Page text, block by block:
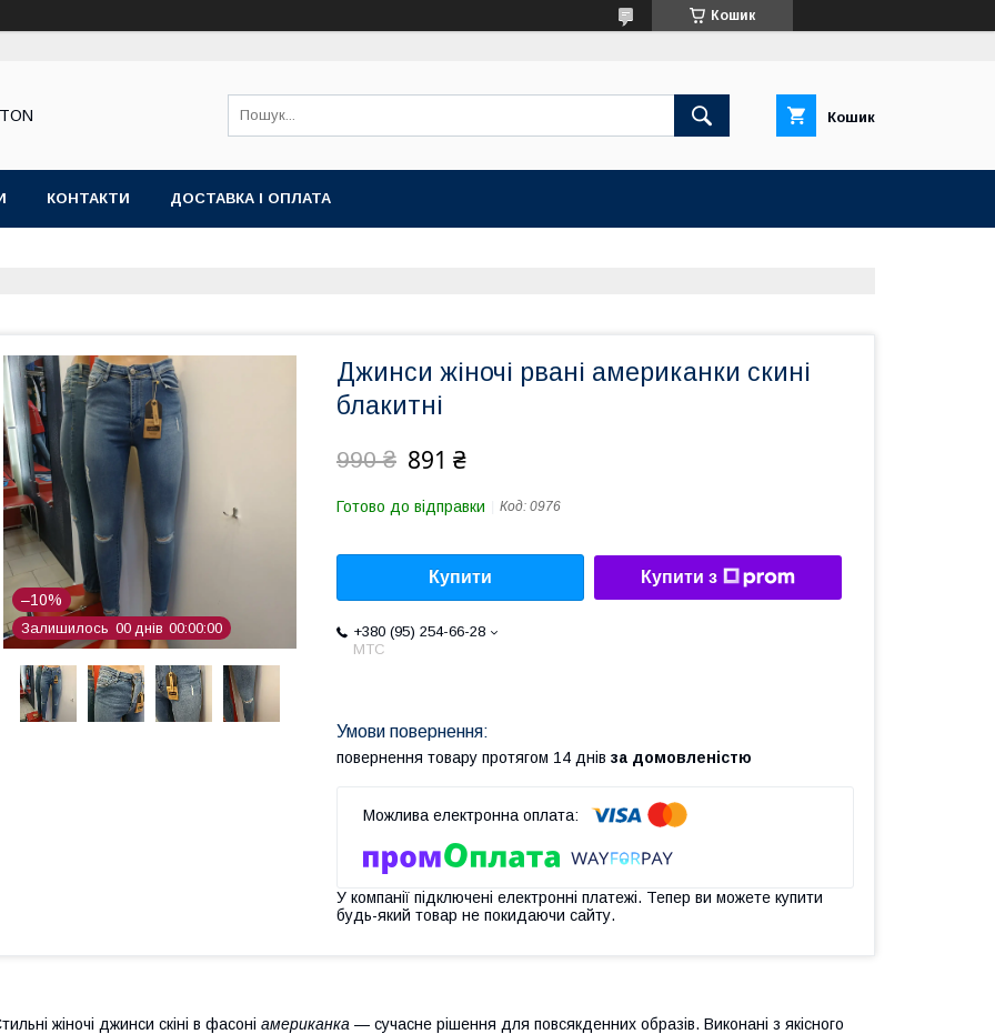
Кошик
Кошик
КОНТАКТИ ДОСТАВКА І ОПЛАТА
–10%
Залишилось 00 днів 00 00 00
Джинси жіночі рвані американки скині
блакитні
990 ₴ 891 ₴
Готово до відправки Код: 0976
Купити Купити з
+380 (95) 254-66-28
МТС
повернення товару протягом 14 днів за домовленістю
У компанії підключені електронні платежі. Тепер ви можете купити
будь-який товар не покидаючи сайту.
жіночі джинси скіні в фасоні американка — сучасне рішення для повсякденних образів. Виконані з якісного